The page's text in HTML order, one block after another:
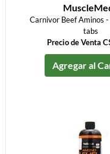
Carnivor Beef Aminos
tabs
Precio de Venta
Agregar al